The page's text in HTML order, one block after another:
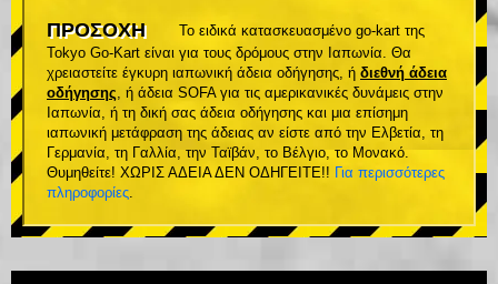
ΠΡΟΣΟΧΗ
Το ειδικά κατασκευασμένο go-kart της
Tokyo Go-Kart είναι για τους δρόμους στην Ιαπωνία. Θα
χρειαστείτε έγκυρη ιαπωνική άδεια οδήγησης, ή διεθνή άδεια
οδήγησης , ή άδεια SOFA για τις αμερικανικές δυνάμεις στην
Ιαπωνία, ή τη δική σας άδεια οδήγησης και μια επίσημη
ιαπωνική μετάφραση της άδειας αν είστε από την Ελβετία, τη
Γερμανία, τη Γαλλία, την Ταϊβάν, το Βέλγιο, το Μονακό.
Θυμηθείτε! ΧΩΡΙΣ ΑΔΕΙΑ ΔΕΝ ΟΔΗΓΕΙΤΕ!! Για περισσότερες
πληροφορίες